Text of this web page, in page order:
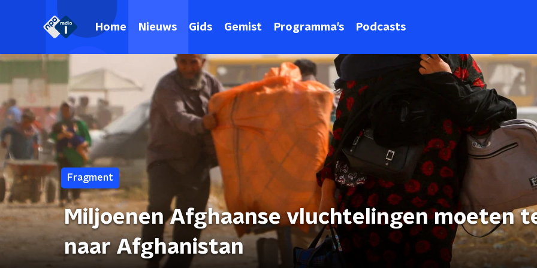
Home Nieuws Gids Gemist Programma's Podcasts
Fragment
Miljoenen Afghaanse vluchtelingen moeten
naar Afghanistan